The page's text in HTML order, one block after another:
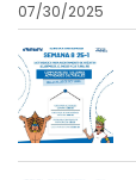
07/30/2025